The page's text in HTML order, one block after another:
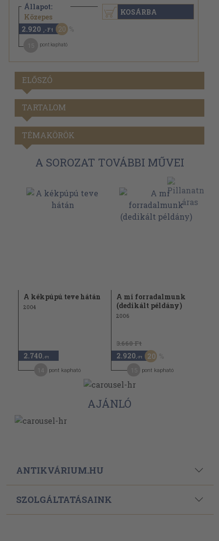
Állapot:
Közepes
3.660 Ft
2.920 ,-Ft 20
pont kapható
KOSÁRBA
ELŐSZÓ
TARTALOM
TÉMAKÖRÖK
A SOROZAT TOVÁBBI MŰVEI
A kékpúpú teve hátán
2004
2.740 ,-Ft
pont kapható
A mi forradalmunk
(dedikált példány)
2006
3.660 Ft
2.920 ,-Ft 20
pont kapható
AJÁNLÓ
ANTIKVÁRIUM.HU
SZOLGÁLTATÁSAINK